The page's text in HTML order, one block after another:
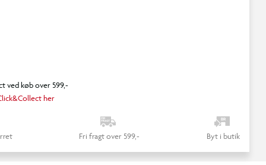
ved køb over 599,-
her
Fri fragt over 599,- Byt i butik